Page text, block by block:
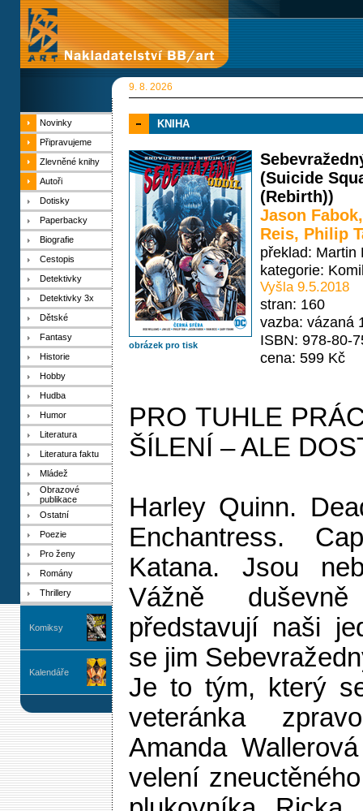
9. 8. 2026
Novinky
Připravujeme
Zlevněné knihy
Autoři
Dotisky
Paperbacky
Biografie
Cestopis
Detektivky
Detektivky 3x
Dětské
Fantasy
Historie
Hobby
Hudba
Humor
Literatura
Literatura faktu
Mládež
Obrazové
publikace
Ostatní
Poezie
Pro ženy
Romány
Thrillery
Komiksy
Kalendáře
KNIHA
obrázek pro tisk
(Suicide
(Rebirth))
Jason Fabok
Reis, Philip
překlad: Martin
kategorie:
Vyšla 9.5.2018
stran: 160
vazba: vázaná
ISBN: 978-80-
cena: 599 Kč
PRO TUHLE
ŠÍLENÍ – ALE
Harley Quinn.
Enchantress.
Katana. Jsou
Vážně
představují naši
se jim
Je to tým, který
veteránka
Amanda
velení